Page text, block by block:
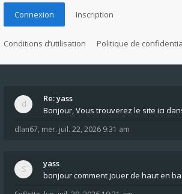
Connexion Inscription
Conditions d’utilisation Politique de
Re: yass
Bonjour, Vous trouverez le site ici
dlan67, mer. juil. 22, 2026 9:31 am
yass
bonjour comment jouer de haut en